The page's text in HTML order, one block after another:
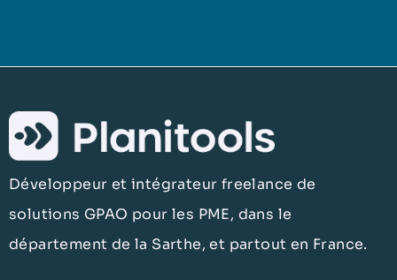
Développeur et intégrateur freelance de
solutions GPAO pour les PME, dans le
département de la Sarthe, et partout en France.